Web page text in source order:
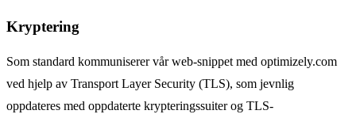
Kryptering
Som standard kommuniserer vår web-snippet med optimizely.com
ved hjelp av Transport Layer Security (TLS), som jevnlig
oppdateres med oppdaterte krypteringssuiter og TLS-